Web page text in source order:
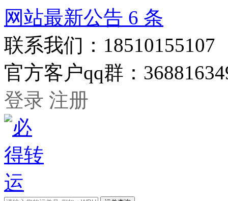
网站最新公告 6 条
联系我们： 18510155107
官方客户qq群：
登录 注册